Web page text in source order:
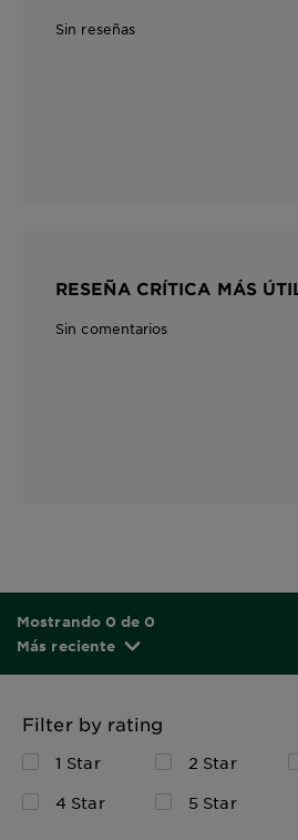
Sin reseñas
RESEÑA CRÍTICA MÁS ÚTIL
Sin comentarios
Mostrando 0 de 0
Más reciente
Filter by rating
1 Star 2 Star
4 Star
5 Star